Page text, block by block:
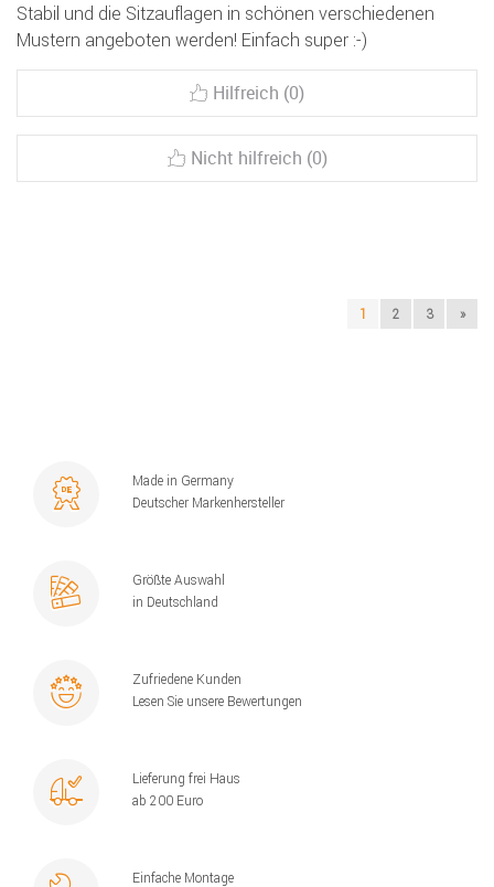
Stabil und die Sitzauflagen in schönen verschiedenen
Mustern angeboten werden! Einfach super :-)
Hilfreich (0)
Nicht hilfreich (0)
1 2 3 »
Made in Germany
Deutscher Markenhersteller
Größte Auswahl
in Deutschland
Zufriedene Kunden
Lesen Sie unsere Bewertungen
Lieferung frei Haus
ab 200 Euro
Einfache Montage